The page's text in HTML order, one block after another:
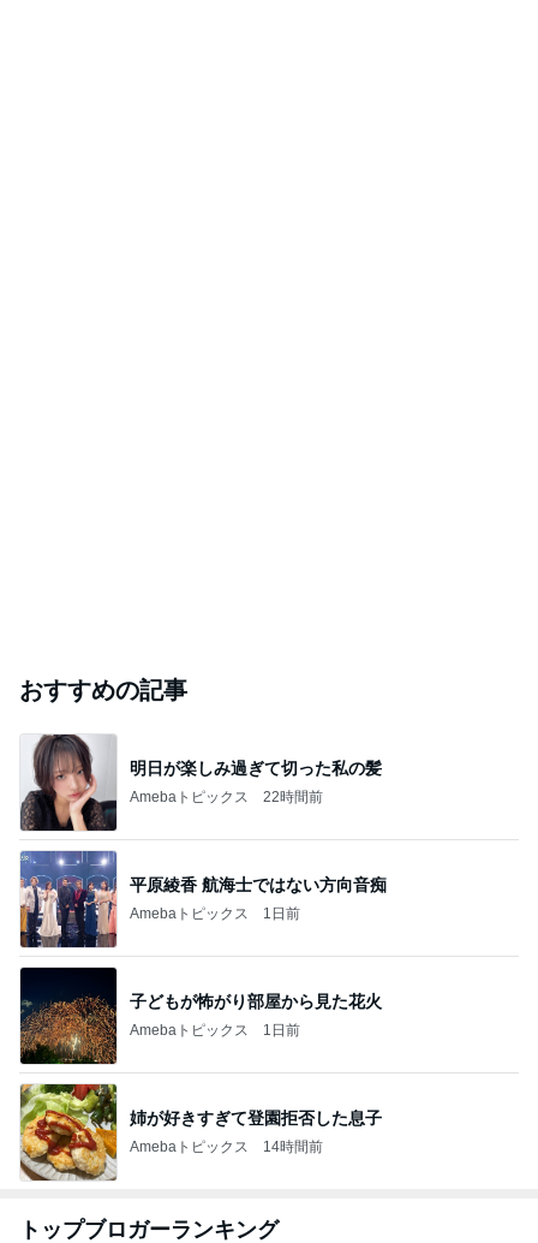
おすすめの記事
明日が楽しみ過ぎて切った私の髪
Amebaトピックス 22時間前
平原綾香 航海士ではない方向音痴
Amebaトピックス 1日前
子どもが怖がり部屋から見た花火
Amebaトピックス 1日前
姉が好きすぎて登園拒否した息子
Amebaトピックス 14時間前
トップブロガーランキング